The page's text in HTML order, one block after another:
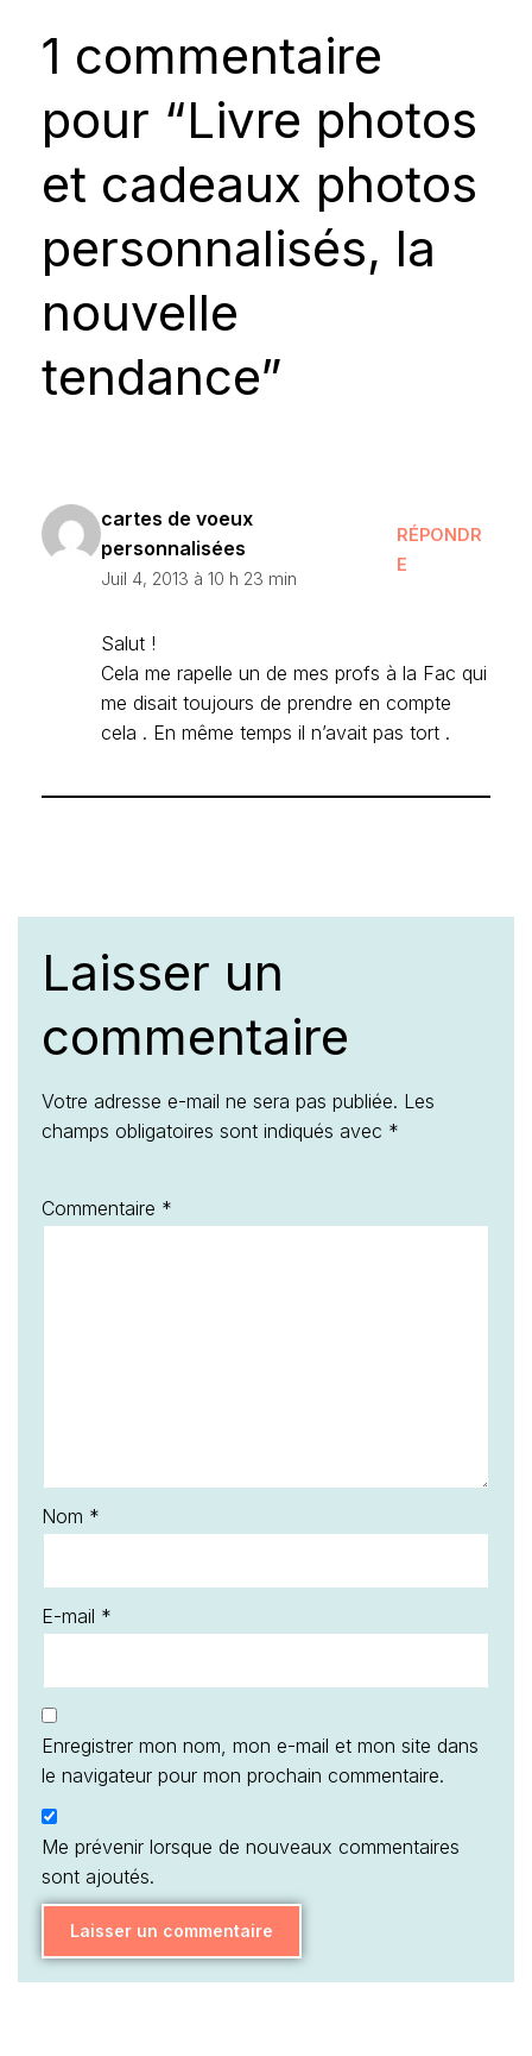
1 commentaire
pour “Livre photos
et cadeaux photos
personnalisés, la
nouvelle
tendance”
cartes de voeux
personnalisées
Juil 4, 2013 à 10 h 23 min
RÉPONDR
E
Salut !
Cela me rapelle un de mes profs à la Fac qui
me disait toujours de prendre en compte
cela . En même temps il n’avait pas tort .
Laisser un
commentaire
Votre adresse e-mail ne sera pas publiée. Les
champs obligatoires sont indiqués avec *
Commentaire *
Nom *
E-mail *
Enregistrer mon nom, mon e-mail et mon site dans
le navigateur pour mon prochain commentaire.
Me prévenir lorsque de nouveaux commentaires
sont ajoutés.